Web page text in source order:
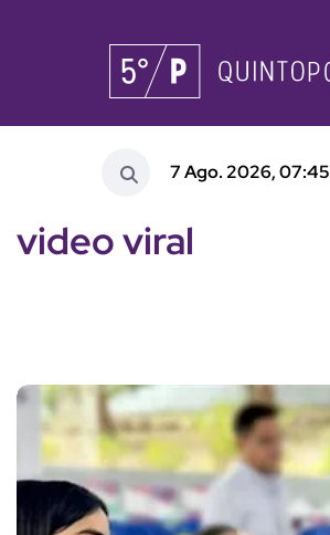
7 Ago. 2026, 07:45
video viral